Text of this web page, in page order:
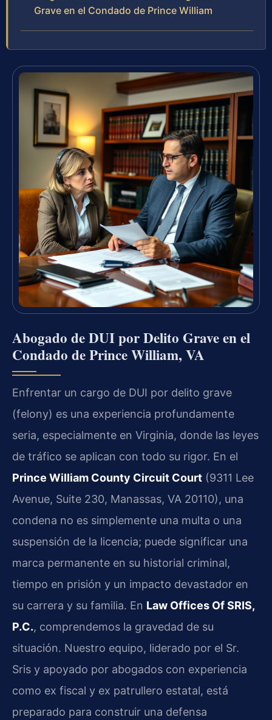
Grave en el Condado de Prince William
Abogado de DUI por Delito Grave en el
Condado de Prince William, VA
Enfrentar un cargo de DUI por delito grave
(felony) es una experiencia profundamente
seria, especialmente en Virginia, donde las leyes
de tráfico se aplican con todo su rigor. En el
Prince William County Circuit Court (9311 Lee
Avenue, Suite 230, Manassas, VA 20110), una
condena no es simplemente una multa o una
suspensión de la licencia; puede significar una
marca permanente en su historial criminal,
tiempo en prisión y un impacto devastador en
su carrera y su familia. En Law Offices Of SRIS,
P.C., comprendemos la gravedad de su
situación. Nuestro equipo, liderado por el Sr.
Sris y apoyado por abogados con experiencia
como ex fiscal y ex patrullero estatal, está
preparado para construir una defensa